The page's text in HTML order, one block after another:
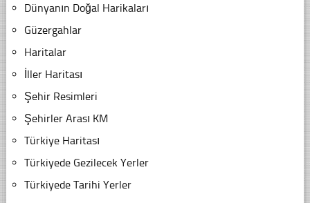
Dünyanın Doğal Harikaları
Güzergahlar
Haritalar
İller Haritası
Şehir Resimleri
Şehirler Arası KM
Türkiye Haritası
Türkiyede Gezilecek Yerler
Türkiyede Tarihi Yerler